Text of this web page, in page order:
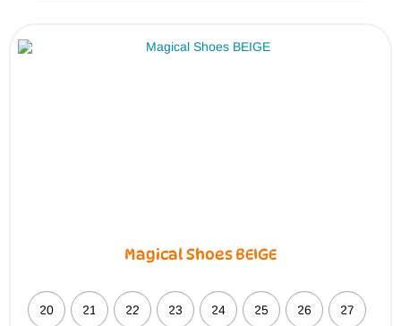
Magical Shoes BEIGE
20 21 22 23 24 25 26 27